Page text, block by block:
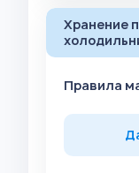
Хранение
Правила